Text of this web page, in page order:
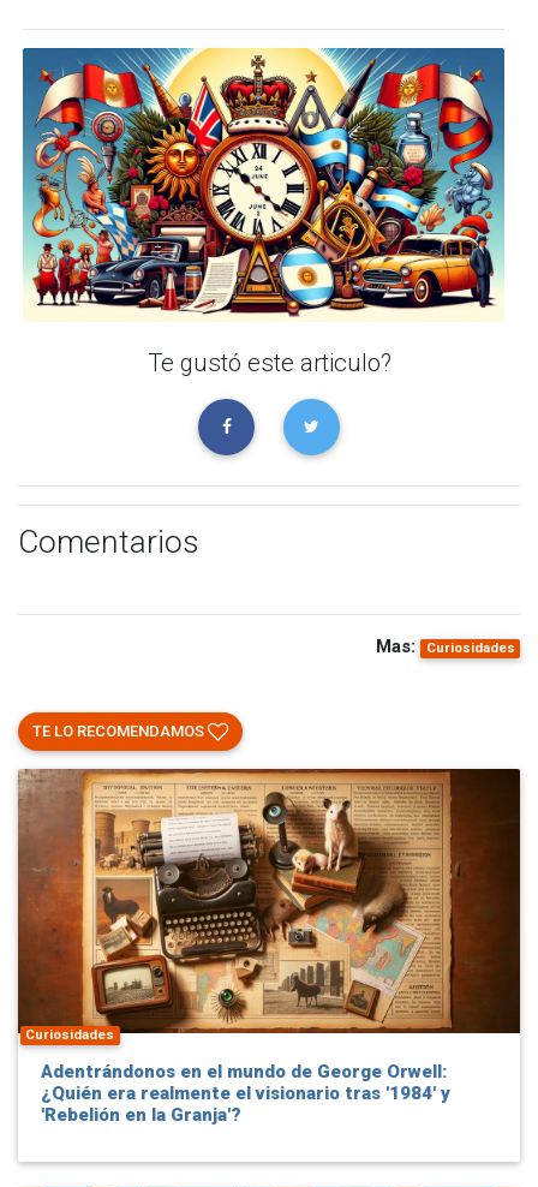
Te gustó este articulo?
Comentarios
Mas: Curiosidades
TE LO RECOMENDAMOS
Curiosidades
Adentrándonos en el mundo de George Orwell:
¿Quién era realmente el visionario tras '1984' y
'Rebelión en la Granja'?